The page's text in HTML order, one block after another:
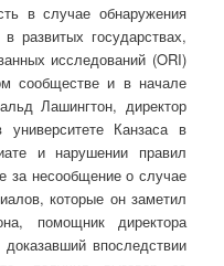
в случае обнаружения
развитых государствах,
исследований (ORI)
сообществе и в начале
Лашингтон, директор
университете Канзаса в
и нарушении правил
за несообщение о случае
которые он заметил
помощник директора
впоследствии